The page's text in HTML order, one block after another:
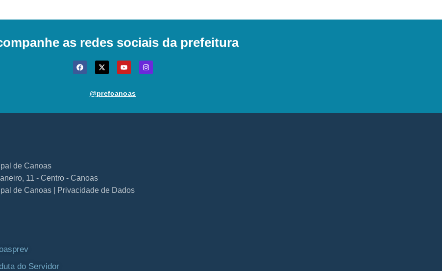
as redes sociais da prefeitura
@prefcanoas
de Canoas
11 - Centro - Canoas
de Canoas | Privacidade de Dados
do Servidor